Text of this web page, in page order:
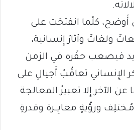
أَوضح، كلّما انفتحَت على
ولغاتٌ وآثارٌ إِنسانية،
فيصعب حفْره في الزمن
الإِنساني تعاقُبُ أَجيالٍ على
عن الآخر إِلا تعبيرُ المعالجة
ورؤْيةٍ مغايِــرة وقدرةِ